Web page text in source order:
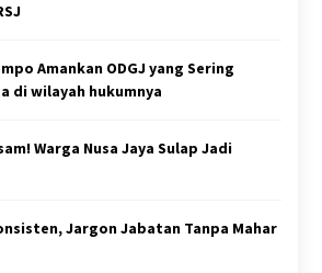
Amankan ODGJ yang Sering
di wilayah hukumnya
Warga Nusa Jaya Sulap Jadi
Jargon Jabatan Tanpa Mahar